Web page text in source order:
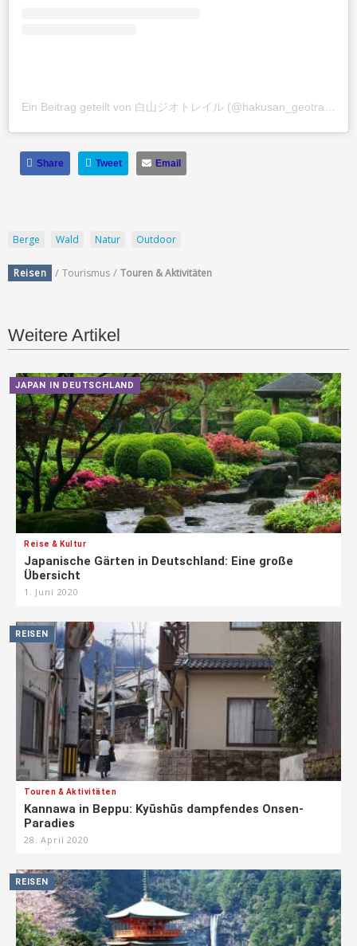
Ein Beitrag geteilt von 白山ジオトレイル (@hakusan_geotrail)am
Share Tweet Email
Berge Wald Natur Outdoor
Reisen / Tourismus / Touren & Aktivitäten
Weitere Artikel
JAPAN IN DEUTSCHLAND
Reise & Kultur
Japanische Gärten in Deutschland: Eine große
Übersicht
1. Juni 2020
REISEN
Touren & Aktivitäten
Kannawa in Beppu: Kyūshūs dampfendes Onsen-
Paradies
28. April 2020
REISEN